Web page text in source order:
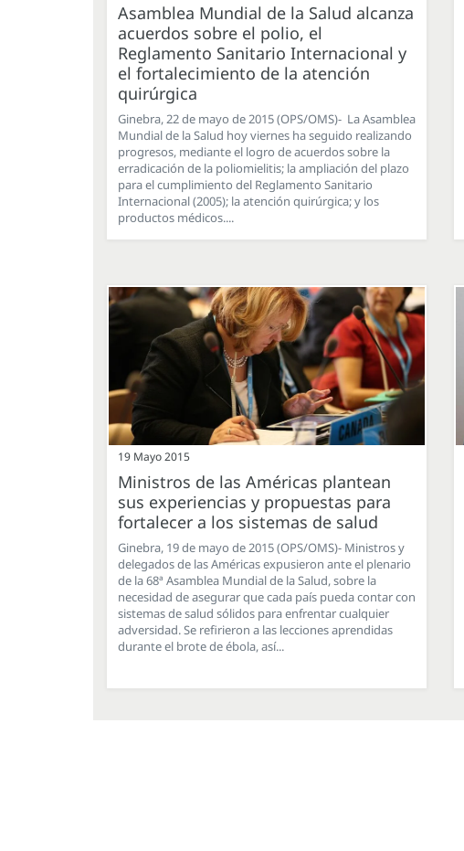
Asamblea Mundial de la Salud alcanza
acuerdos sobre el polio, el
Reglamento Sanitario Internacional y
el fortalecimiento de la atención
quirúrgica
Ginebra, 22 de mayo de 2015 (OPS/OMS)- La Asamblea
Mundial de la Salud hoy viernes ha seguido realizando
progresos, mediante el logro de acuerdos sobre la
erradicación de la poliomielitis; la ampliación del plazo
para el cumplimiento del Reglamento Sanitario
Internacional (2005); la atención quirúrgica; y los
productos médicos....
19 Mayo 2015
Ministros de las Américas plantean
sus experiencias y propuestas para
fortalecer a los sistemas de salud
Ginebra, 19 de mayo de 2015 (OPS/OMS)- Ministros y
delegados de las Américas expusieron ante el plenario
de la 68ª Asamblea Mundial de la Salud, sobre la
necesidad de asegurar que cada país pueda contar con
sistemas de salud sólidos para enfrentar cualquier
adversidad. Se refirieron a las lecciones aprendidas
durante el brote de ébola, así...